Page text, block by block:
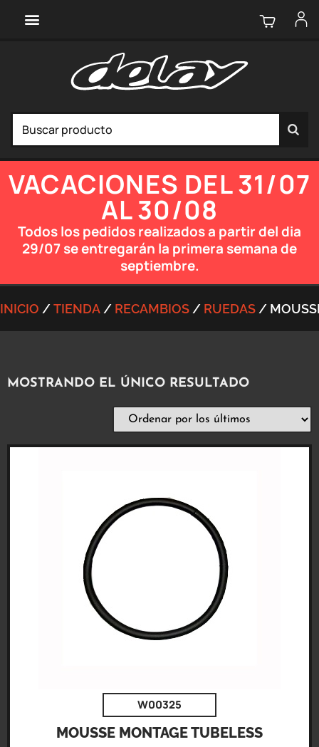
VACACIONES DEL 31/07
AL 30/08
Todos los pedidos realizados a partir del dia
29/07 se entregarán la primera semana de
septiembre.
INICIO /TIENDA/ RECAMBIOS/ RUEDAS/
MOSTRANDO EL ÚNICO RESULTADO
W00325
MOUSSE MONTAGE TUBELESS